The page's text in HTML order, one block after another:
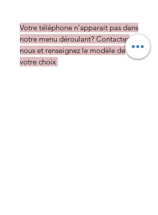
Votre téléphone n'apparait pas dans
notre menu déroulant? Contactez
nous et renseignez le modèle de
votre choix